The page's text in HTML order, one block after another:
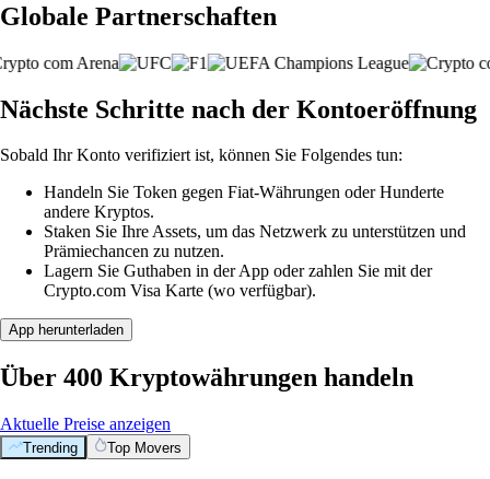
Globale Partnerschaften
Nächste Schritte nach der Kontoeröffnung
Sobald Ihr Konto verifiziert ist, können Sie Folgendes tun:
Handeln Sie Token gegen Fiat-Währungen oder Hunderte
andere Kryptos.
Staken Sie Ihre Assets, um das Netzwerk zu unterstützen und
Prämiechancen zu nutzen.
Lagern Sie Guthaben in der App oder zahlen Sie mit der
Crypto.com Visa Karte (wo verfügbar).
App herunterladen
Über 400 Kryptowährungen handeln
Aktuelle Preise anzeigen
Trending Top Movers